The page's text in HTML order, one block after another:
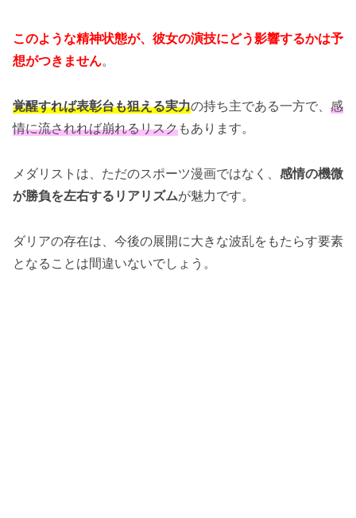
このような精神状態が、彼女の演技にどう影響するかは予
想がつきません。
覚醒すれば表彰台も狙える実力の持ち主である一方で、 感
情に流されれば崩れるリスクもあります。
メダリストは、ただのスポーツ漫画ではなく、 感情の機微
が勝負を左右するリアリズムが魅力です。
ダリアの存在は、今後の展開に大きな波乱をもたらす要素
となることは間違いないでしょう。